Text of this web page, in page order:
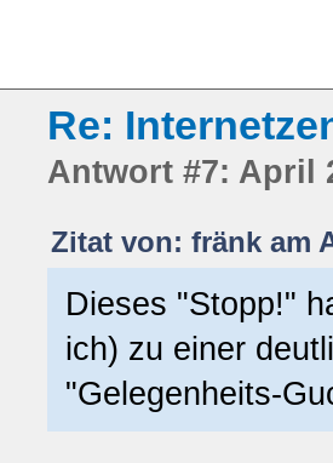
Re:
Antwort #7: April
Zitat von: fränk am
Dieses "Stopp!"
ich) zu einer
"Gelegenheits-